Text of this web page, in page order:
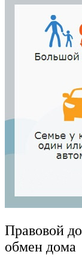
Правовой
обмен дома